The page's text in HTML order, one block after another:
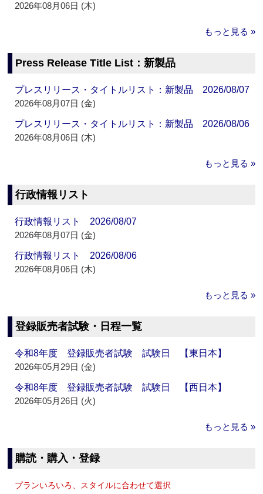
2026年08月06日 (木)
もっと見る »
Press Release Title List：新製品
プレスリリース・タイトルリスト：新製品 2026/08/07
2026年08月07日 (金)
プレスリリース・タイトルリスト：新製品 2026/08/06
2026年08月06日 (木)
もっと見る »
行政情報リスト
行政情報リスト 2026/08/07
2026年08月07日 (金)
行政情報リスト 2026/08/06
2026年08月06日 (木)
もっと見る »
登録販売者試験・日程一覧
令和8年度 登録販売者試験 試験日 【東日本】
2026年05月29日 (金)
令和8年度 登録販売者試験 試験日 【西日本】
2026年05月26日 (火)
もっと見る »
購読・購入・登録
プランいろいろ、スタイルに合わせて選択